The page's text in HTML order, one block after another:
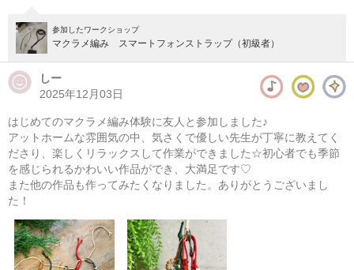
東京 （東横線）学芸大学駅から徒歩14分
他日程あり
参加したワークショップ
マクラメ編み スマートフォンストラップ（初級者）
しー
2025年12月03日
はじめてのマクラメ編み体験に友人と参加しました♪
アットホームな雰囲気の中、気さくで優しい先生が丁寧に教えてく
ださり、楽しくリラックスして作業ができました☆初心者でも季節
を感じられるかわいい作品ができ、大満足です♡
また他の作品も作ってみたくなりました。ありがとうございまし
た！